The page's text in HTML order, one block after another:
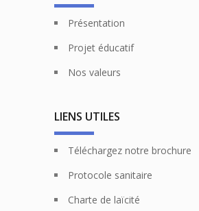
Présentation
Projet éducatif
Nos valeurs
LIENS UTILES
Téléchargez notre brochure
Protocole sanitaire
Charte de laïcité